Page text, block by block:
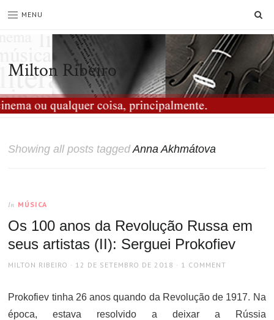
MENU
Milton Ribeiro
Showing all posts taggedAnna Akhmátova
In MÚSICA
Os 100 anos da Revolução Russa em
seus artistas (II): Serguei Prokofiev
AUTHOR
MILTON RIBEIRO
POSTED
12 DE SETEMBRO DE 2018 1 COMMENT
Prokofiev tinha 26 anos quando da Revolução de 1917. Na
época, estava resolvido a deixar a Rússia